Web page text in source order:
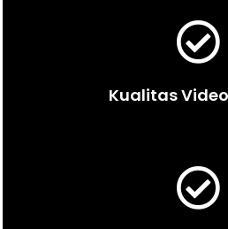
Kualitas Video